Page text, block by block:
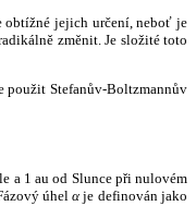
obtížné jejich určení, neboť je
změnit. Je složité toto
použit Stefanův-Boltzmannův
a 1 au od Slunce při nulovém
úhelα je definován jako